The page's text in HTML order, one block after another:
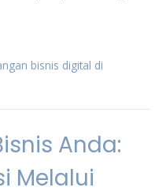
bisnis digital di
Anda:
Melalui